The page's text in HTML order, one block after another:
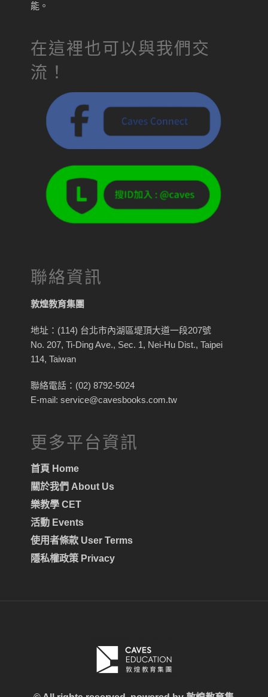
能。
在這裡也可以與我們交
流！
聯絡資訊
敦煌教育集團
地址：(114) 台北市內湖區堤頂大道一段207號
No. 207, Ti-Ding Ave., Sec. 1, Nei-Hu Dist., Taipei
114, Taiwan
聯絡電話：(02) 8792-5024
E-mail: service@cavesbooks.com.tw
更多平台資訊
首頁 Home
關於我們 About Us
樂教學 CET
活動 Events
使用者條款 User Terms
隱私權政策 Privacy